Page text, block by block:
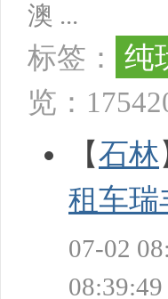
澳 ...
标签： 纯
览：1754
【石林
租车瑞
07-02